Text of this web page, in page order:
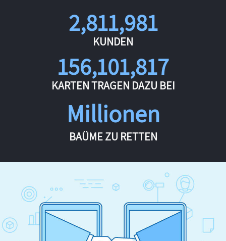
2,811,981
KUNDEN
156,101,817
KARTEN TRAGEN DAZU BEI
Millionen
BAÜME ZU RETTEN